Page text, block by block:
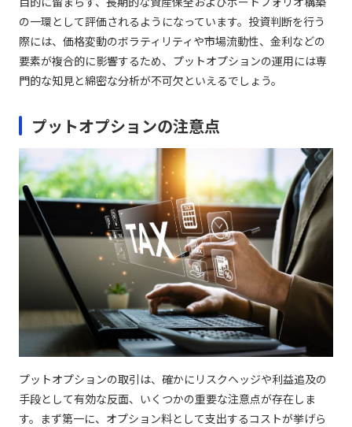
の一環として評価されるようになっています。投資判断を行う
際には、価格変動のボラティリティや市場流動性、金利などの
要素が複合的に影響するため、プットオプションの運用には専
門的な知見と綿密な分析が不可欠といえるでしょう。
プットオプションの注意点
プットオプションの取引は、確かにリスクヘッジや利益追及の
手段として有効な反面、いくつかの重要な注意点が存在しま
す。まず第一に、オプション料として支出するコストが挙げら